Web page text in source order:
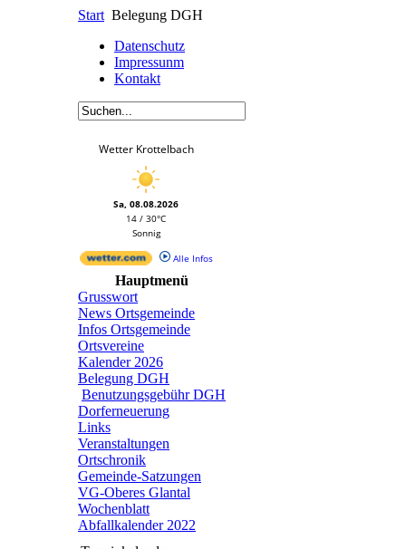
Start Belegung DGH
Datenschutz
Impressunm
Kontakt
Wetter Krottelbach
Sa, 08.08.2026
14 / 30°C
Sonnig
Alle Infos
Hauptmenü
Grusswort
News Ortsgemeinde
Infos Ortsgemeinde
Ortsvereine
Kalender 2026
Belegung DGH
Benutzungsgebühr DGH
Dorferneuerung
Links
Veranstaltungen
Ortschronik
Gemeinde-Satzungen
VG-Oberes Glantal
Wochenblatt
Abfallkalender 2022